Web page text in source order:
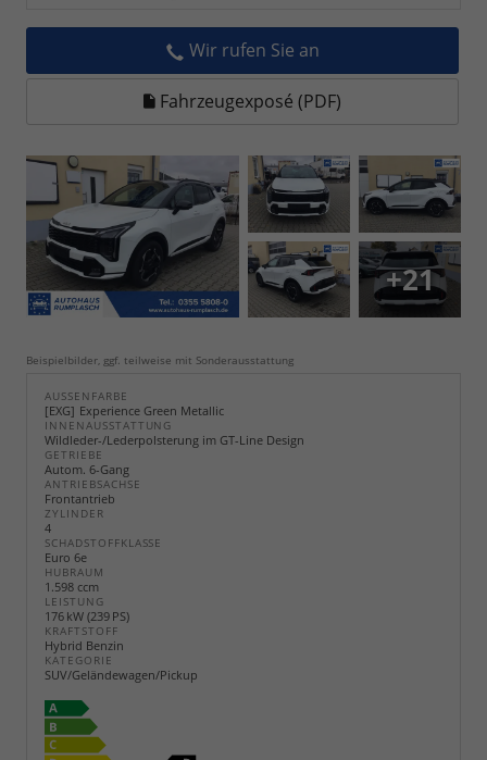
Wir rufen Sie an
Fahrzeugexposé (PDF)
+21
Beispielbilder, ggf. teilweise mit Sonderausstattung
AUSSENFARBE
EXG Experience Green Metallic
INNENAUSSTATTUNG
Wildleder-/Lederpolsterung im GT-Line Design
GETRIEBE
Autom. 6-Gang
ANTRIEBSACHSE
Frontantrieb
ZYLINDER
4
SCHADSTOFFKLASSE
Euro 6e
HUBRAUM
1.598 ccm
LEISTUNG
176 kW (239 PS)
KRAFTSTOFF
Hybrid Benzin
KATEGORIE
SUV/Geländewagen/Pickup